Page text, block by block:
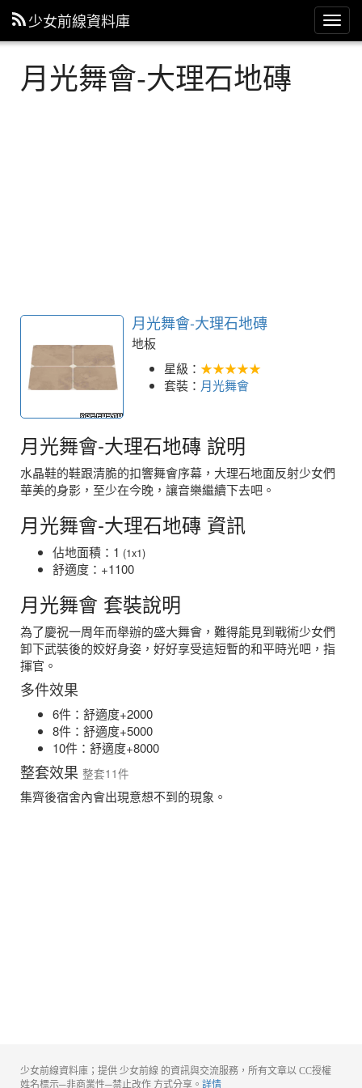
主
選
少女前線資料庫
月光舞會-大理石地磚
月光舞會-大理石地磚
地板
星級： ★★★★★
套裝： 月光舞會
月光舞會-大理石地磚 說明
水晶鞋的鞋跟清脆的扣響舞會序幕，大理石地面反射少女們
華美的身影，至少在今晚，讓音樂繼續下去吧。
月光舞會-大理石地磚 資訊
佔地面積：1 (1x1)
舒適度：+1100
月光舞會 套裝說明
為了慶祝一周年而舉辦的盛大舞會，難得能見到戰術少女們
卸下武裝後的姣好身姿，好好享受這短暫的和平時光吧，指
揮官。
多件效果
6件：舒適度+2000
8件：舒適度+5000
10件：舒適度+8000
整套效果 整套11件
集齊後宿舍內會出現意想不到的現象。
少女前線資料庫；提供 少女前線 的資訊與交流服務，所有文章以 CC授權
姓名標示─非商業性─禁止改作 方式分享。 詳情